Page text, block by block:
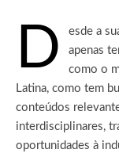
D esde a
apenas
como o
Latina, como tem
conteúdos
interdisciplinares,
oportunidades à